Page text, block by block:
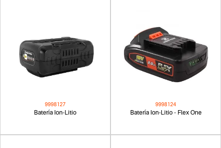
9998127
Batería Ion-Litio
9998124
Batería Ion-Litio - Flex One